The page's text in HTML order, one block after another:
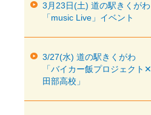
3月23日(土) 道の駅きくがわ
「music Live」イベント
3/27(水) 道の駅きくがわ
「バイカー飯プロジェクト✕
田部高校」